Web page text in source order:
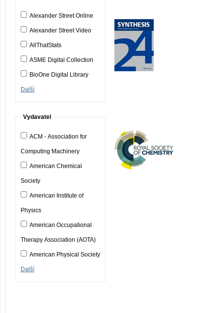
Alexander Street Online
Alexander Street Video
AllThatStats
ASME Digital Collection
BioOne Digital Library
Další
Vydavatel
ACM - Association for
Computing Machinery
American Chemical
Society
American Institute of
Physics
American Occupational
Therapy Association (AOTA)
American Physical Society
Další